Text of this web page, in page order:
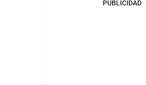
PUBLICIDAD